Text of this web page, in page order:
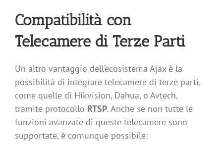
Compatibilità con
Telecamere di Terze Parti
Un altro vantaggio dell’ecosistema Ajax è la
possibilità di integrare telecamere di terze parti,
come quelle di Hikvision, Dahua, o Avtech,
tramite protocollo RTSP. Anche se non tutte le
funzioni avanzate di queste telecamere sono
supportate, è comunque possibile: